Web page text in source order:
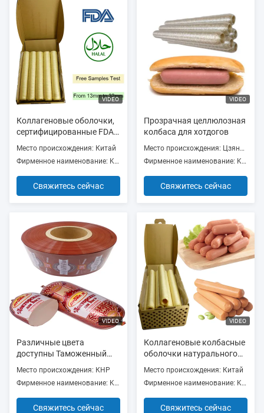
VIDEO
Коллагеновые оболочки,
сертифицированные FDA и
HALAL, длиной 15 метров/
нить и превосходной
проницаемостью для
дыма для копченых
колбас
Место происхождения: Китай
Фирменное наименование: Kingred
Свяжитесь сейчас
VIDEO
Прозрачная целлюлозная
колбаса для хотдогов
Место происхождения: Цзянсу, Китай
Фирменное наименование: KINGRED
Свяжитесь сейчас
VIDEO
Различные цвета
доступны Таможенный
Печать 5 слоев колбасы
Оболочки для колбас
Место происхождения: КНР
Фирменное наименование: Kingred
Свяжитесь сейчас
VIDEO
Коллагеновые колбасные
оболочки натурального
происхождения пищевого
качества одинакового
размера для продуктов
для хот-догов
Место происхождения: Китай
Фирменное наименование: Kingred
Свяжитесь сейчас